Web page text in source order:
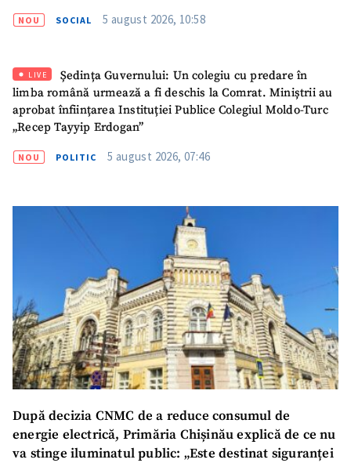
SUSȚINE
NOU SOCIAL 5 august 2026, 10:58
LIVE
Ședința Guvernului: Un colegiu cu predare în
limba română urmează a fi deschis la Comrat. Miniștrii au
aprobat înființarea Instituției Publice Colegiul Moldo-Turc
„Recep Tayyip Erdogan”
NOU POLITIC 5 august 2026, 07:46
După decizia CNMC de a reduce consumul de
energie electrică, Primăria Chișinău explică de ce nu
va stinge iluminatul public: „Este destinat siguranței
confidențialitate.